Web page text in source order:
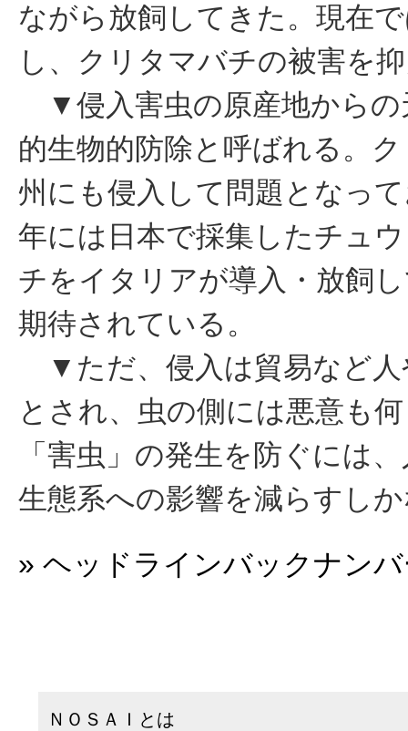
ながら放飼してきた。現在
し、クリタマバチの被害を
▼侵入害虫の原産地からの
的生物的防除と呼ばれる。
州にも侵入して問題となっ
年には日本で採集したチュ
チをイタリアが導入・放飼
期待されている。
▼ただ、侵入は貿易など人
とされ、虫の側には悪意も
「害虫」の発生を防ぐには
生態系への影響を減らすし
» ヘッドラインバックナン
ＮＯＳＡＩとは